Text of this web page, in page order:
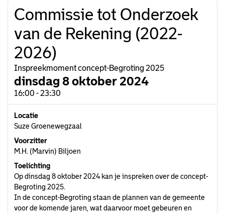
Commissie tot Onderzoek
van de Rekening (2022-
2026)
Inspreekmoment concept-Begroting 2025
dinsdag 8 oktober 2024
16:00 - 23:30
Locatie
Suze Groenewegzaal
Voorzitter
M.H. (Marvin) Biljoen
Toelichting
Op dinsdag 8 oktober 2024 kan je inspreken over de concept-
Begroting 2025.
In de concept-Begroting staan de plannen van de gemeente
voor de komende jaren, wat daarvoor moet gebeuren en